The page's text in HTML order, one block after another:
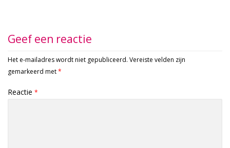
Geef een reactie
Het e-mailadres wordt niet gepubliceerd. Vereiste velden zijn
gemarkeerd met*
Reactie *